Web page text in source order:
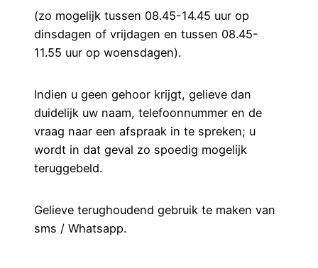
(zo mogelijk tussen 08.45-14.45 uur op
dinsdagen of vrijdagen en tussen 08.45-
11.55 uur op woensdagen).
Indien u geen gehoor krijgt, gelieve dan
duidelijk uw naam, telefoonnummer en de
vraag naar een afspraak in te spreken; u
wordt in dat geval zo spoedig mogelijk
teruggebeld.
Gelieve terughoudend gebruik te maken van
sms / Whatsapp.